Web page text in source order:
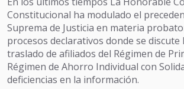
Constitucional ha modulado el
Suprema de Justicia en materia
procesos declarativos donde se discute
traslado de afiliados del Régimen de
Régimen de Ahorro Individual con
deficiencias en la información.